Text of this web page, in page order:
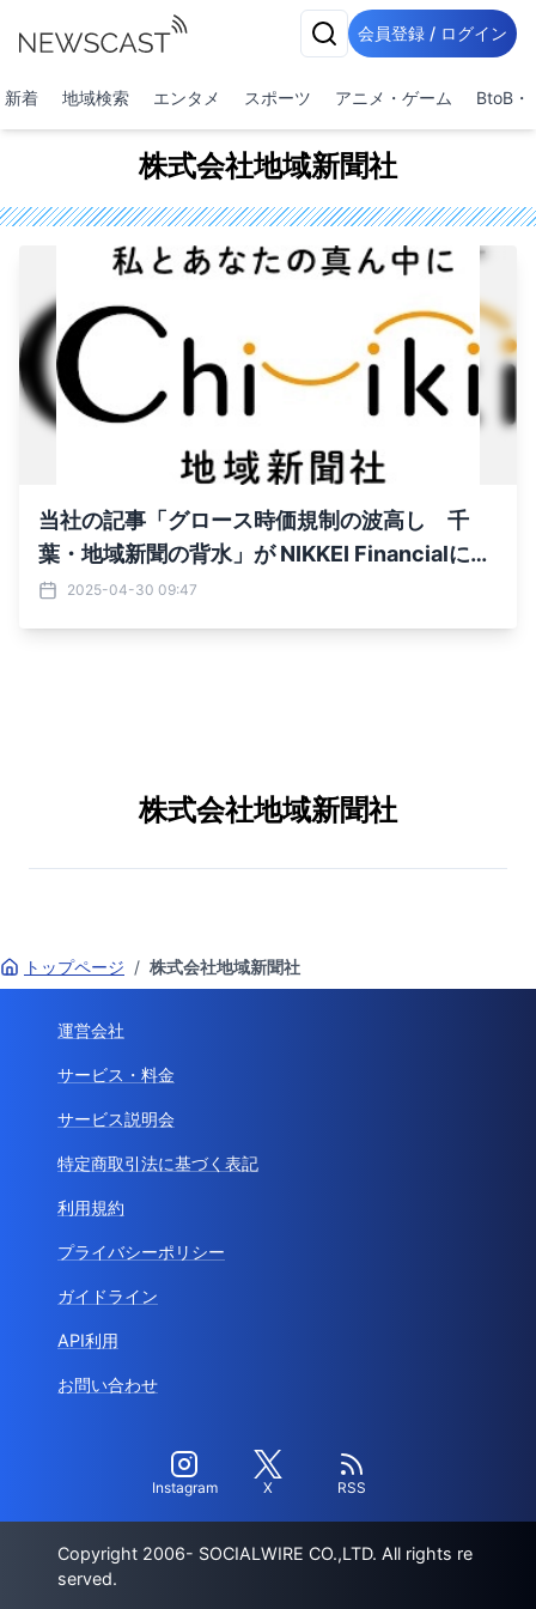
会員登録 / ログイン
新着 地域検索 エンタメ スポーツ アニメ・ゲーム BtoB・
株式会社地域新聞社
当社の記事「グロース時価規制の波高し 千
葉・地域新聞の背水」が NIKKEI Financialにて
掲載されました
2025-04-30 09:47
株式会社地域新聞社
トップページ / 株式会社地域新聞社
運営会社
サービス・料金
サービス説明会
特定商取引法に基づく表記
利用規約
プライバシーポリシー
ガイドライン
API利用
お問い合わせ
Instagram X RSS
Copyright 2006- SOCIALWIRE CO.,LTD. All rights re
served.